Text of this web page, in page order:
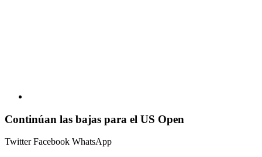
Continúan las bajas para el US Open
TwitterFacebook WhatsApp